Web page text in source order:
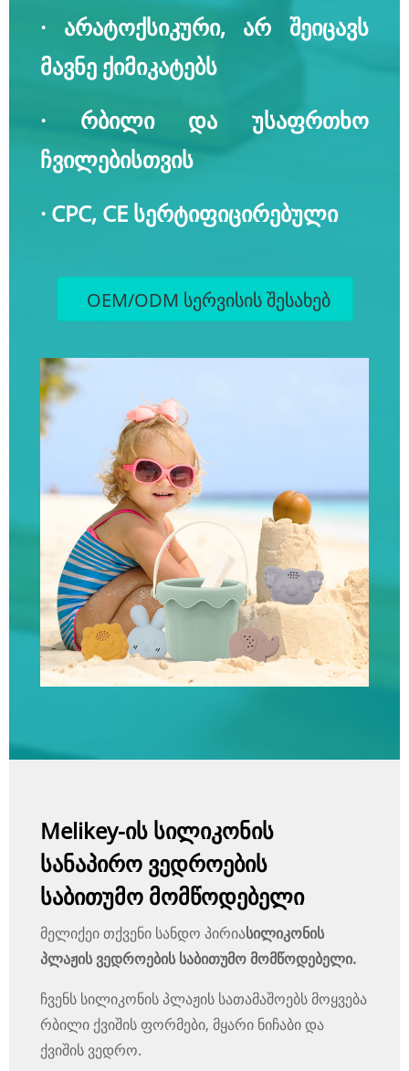
· არატოქსიკური, არ შეიცავს
მავნე ქიმიკატებს
· რბილი და უსაფრთხო
ჩვილებისთვის
· CPC, CE სერტიფიცირებული
OEM/ODM სერვისის შესახებ
Melikey-ის სილიკონის
სანაპირო ვედროების
საბითუმო მომწოდებელი
მელიქეი თქვენი სანდო პირიასილიკონის
პლაჟის ვედროების საბითუმო მომწოდებელი.
ჩვენს სილიკონის პლაჟის სათამაშოებს მოყვება
რბილი ქვიშის ფორმები, მყარი ნიჩაბი და
ქვიშის ვედრო.